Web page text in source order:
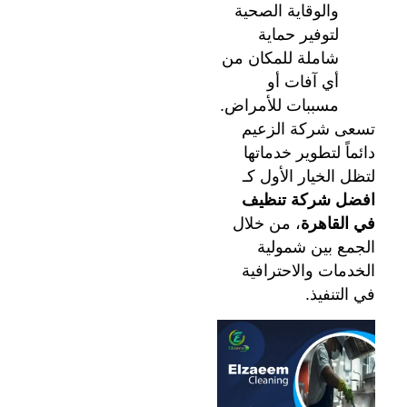
والوقاية الصحية
لتوفير حماية
شاملة للمكان من
أي آفات أو
مسببات للأمراض.
تسعى شركة الزعيم
دائماً لتطوير خدماتها
لتظل الخيار الأول كـ
افضل شركة تنظيف
في القاهرة، من خلال
الجمع بين شمولية
الخدمات والاحترافية
في التنفيذ.